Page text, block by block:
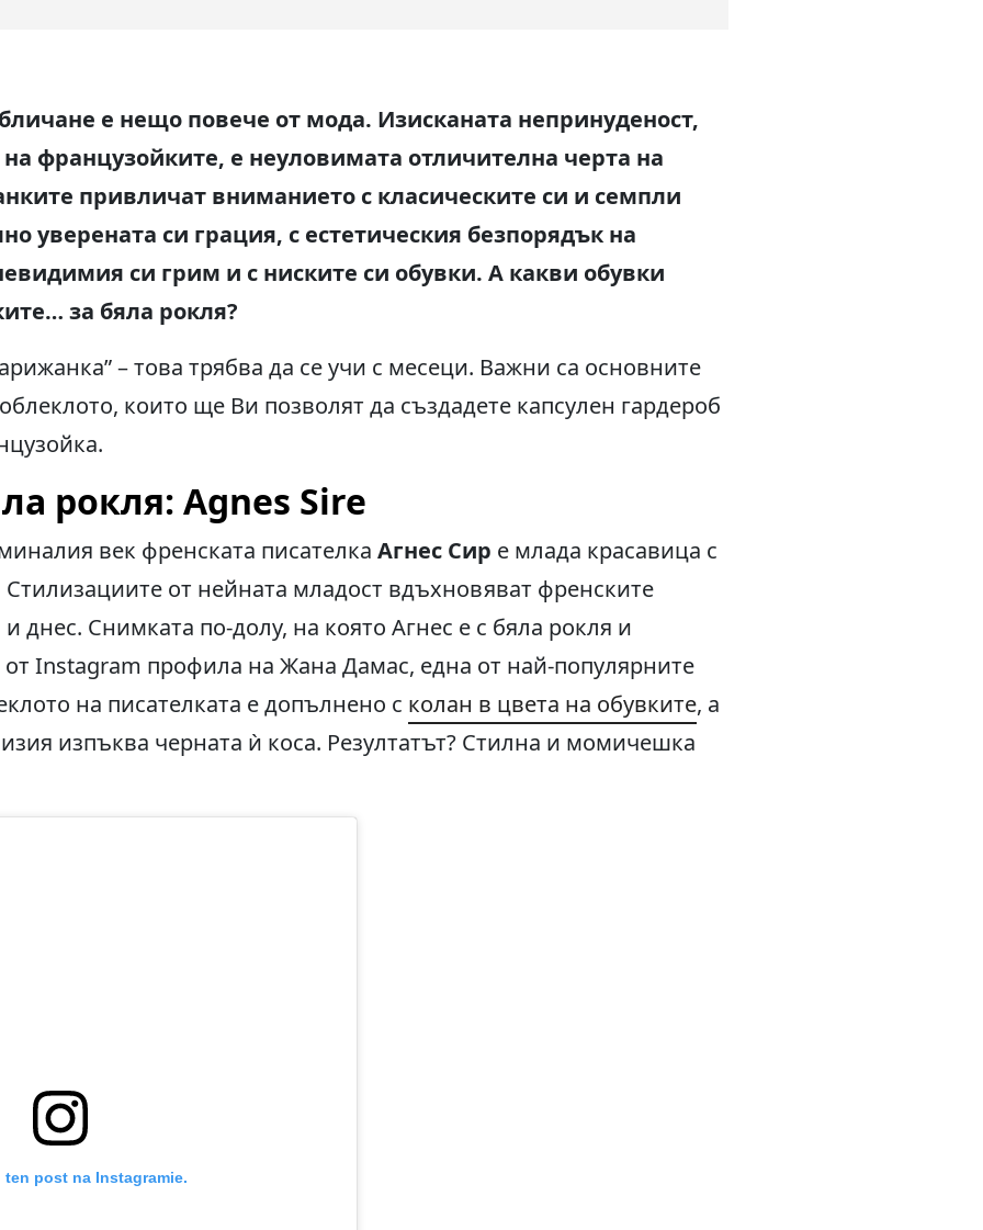
е нещо повече от мода. Изисканата непринуденост,
на французойките, е неуловимата отличителна черта на
привличат вниманието с класическите си и семпли
уверената си грация, с естетическия безпорядък на
си грим и с ниските си обувки. А какви обувки
за бяла рокля?
– това трябва да се учи с месеци. Важни са основните
които ще Ви позволят да създадете капсулен гардероб
рокля: Agnes Sire
век френската писателка Агнес Сир е млада красавица с
Стилизациите от нейната младост вдъхновяват френските
днес. Снимката по-долу, на която Агнес е с бяла рокля и
от Instagram профила на Жана Дамас, една от най-популярните
на писателката е допълнено с колан в цвета на обувките, а
изпъква черната ѝ коса. Резултатът? Стилна и момичешка
ten post na Instagramie.